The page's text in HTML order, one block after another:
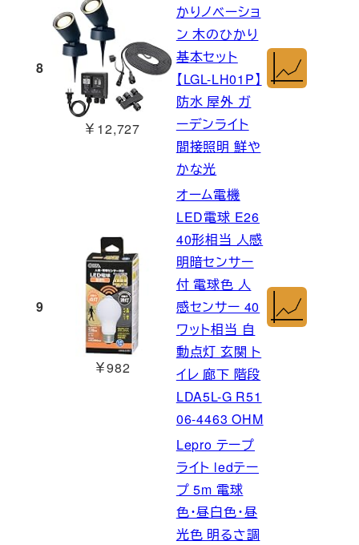
8
￥12,727
かりノベーショ
ン 木のひかり
基本セット
【LGL-LH01P】
防水 屋外 ガ
ーデンライト
間接照明 鮮や
かな光
9
￥982
オーム電機
LED電球 E26
40形相当 人感
明暗センサー
付 電球色 人
感センサー 40
ワット相当 自
動点灯 玄関 ト
イレ 廊下 階段
LDA5L-G R51
06-4463 OHM
Lepro テープ
ライト ledテー
プ 5m 電球
色・昼白色・昼
光色 明るさ調